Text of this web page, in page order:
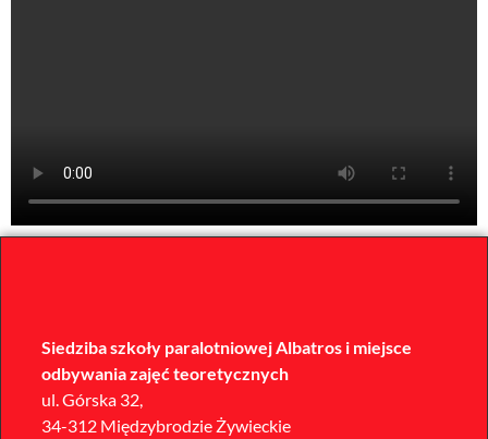
Siedziba szkoły paralotniowej Albatros i miejsce
odbywania zajęć teoretycznych
ul. Górska 32,
34-312 Międzybrodzie Żywieckie